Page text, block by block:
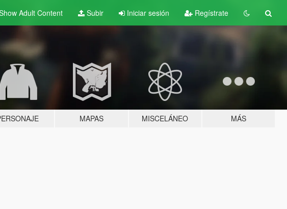
AdultContent Subir Iniciar sesión Regístrate
MAPAS MISCELÁNEO MÁS